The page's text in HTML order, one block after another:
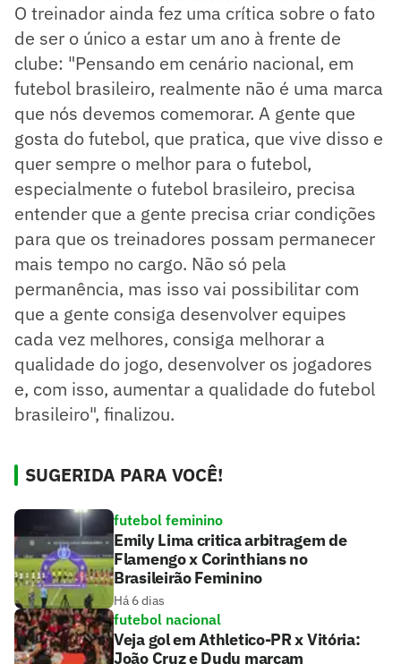
O treinador ainda fez uma crítica sobre o fato
de ser o único a estar um ano à frente de
clube: "Pensando em cenário nacional, em
futebol brasileiro, realmente não é uma marca
que nós devemos comemorar. A gente que
gosta do futebol, que pratica, que vive disso e
quer sempre o melhor para o futebol,
especialmente o futebol brasileiro, precisa
entender que a gente precisa criar condições
para que os treinadores possam permanecer
mais tempo no cargo. Não só pela
permanência, mas isso vai possibilitar com
que a gente consiga desenvolver equipes
cada vez melhores, consiga melhorar a
qualidade do jogo, desenvolver os jogadores
e, com isso, aumentar a qualidade do futebol
brasileiro", finalizou.
SUGERIDA PARA VOCÊ!
futebol feminino
Emily Lima critica arbitragem de
Flamengo x Corinthians no
Brasileirão Feminino
Há 6 dias
futebol nacional
Veja gol em Athletico-PR x Vitória:
João Cruz e Dudu marcam